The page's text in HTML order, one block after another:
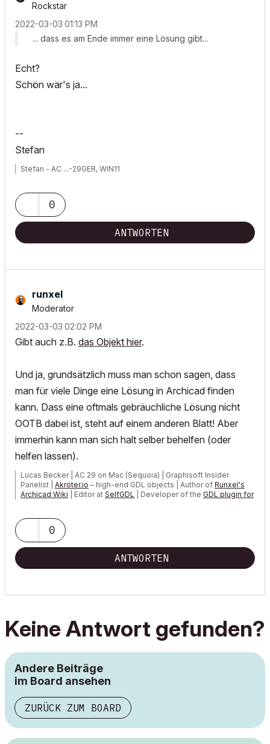
Rockstar
‎2022-03-03 01:13 PM
... dass es am Ende immer eine Lösung gibt...
Echt?
Schön wär's ja...
--
Stefan
Stefan - AC ...-29GER, WIN11
0
ANTWORTEN
runxel
Moderator
‎2022-03-03 02:02 PM
Gibt auch z.B. das Objekt hier.
Und ja, grundsätzlich muss man schon sagen, dass
man für viele Dinge eine Lösung in Archicad finden
kann. Dass eine oftmals gebräuchliche Lösung nicht
OOTB dabei ist, steht auf einem anderen Blatt! Aber
immerhin kann man sich halt selber behelfen (oder
helfen lassen).
Lucas Becker | AC 29 on Mac (Sequoia) | Graphisoft Insider
Panelist | Akroter.io – high-end GDL objects | Author of Runxel's
Archicad Wiki | Editor at SelfGDL | Developer of the GDL plugin for
My List of AC shortcomings & bugs
Mention AI Again
POSIWID – The Purpose Of a System Is What It Does ///
«Furthermore, I consider that Carth...yearly releases
destroyed»
0
ANTWORTEN
Keine Antwort gefunden?
Andere Beiträge
im Board ansehen
ZURÜCK ZUM BOARD